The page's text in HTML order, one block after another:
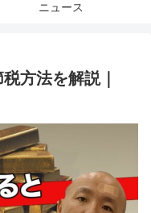
ニュース
方法を解説｜